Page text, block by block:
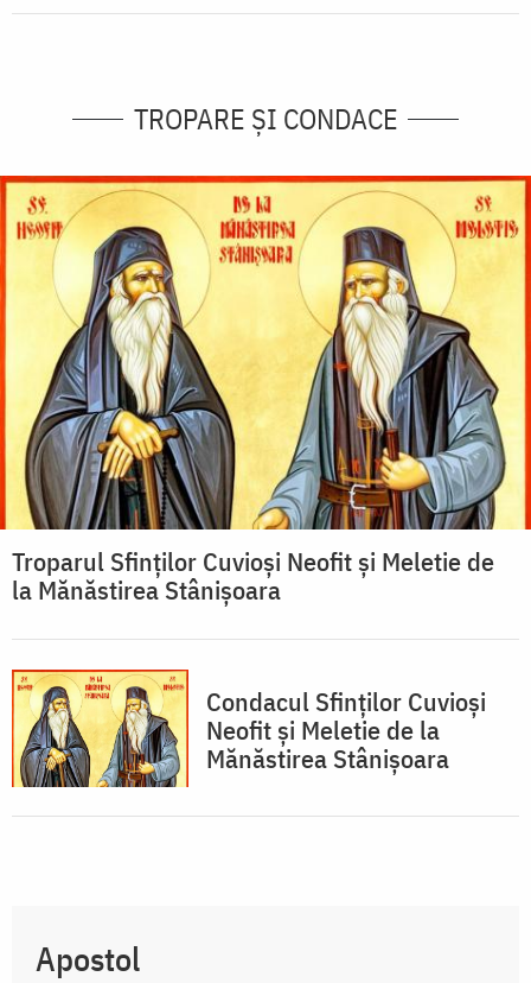
TROPARE ȘI CONDACE
Troparul Sfinţilor Cuvioşi Neofit şi Meletie de
la Mănăstirea Stânișoara
Condacul Sfinţilor Cuvioşi
Neofit şi Meletie de la
Mănăstirea Stânișoara
Apostol